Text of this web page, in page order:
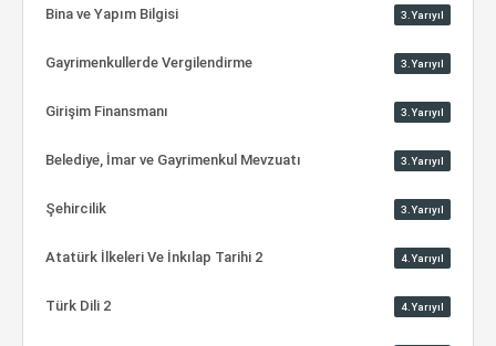
Bina ve Yapım Bilgisi 3.Yarıyıl
Gayrimenkullerde Vergilendirme 3.Yarıyıl
Girişim Finansmanı 3.Yarıyıl
Belediye, İmar ve Gayrimenkul Mevzuatı 3.Yarıyıl
Şehircilik 3.Yarıyıl
Atatürk İlkeleri Ve İnkılap Tarihi 2 4.Yarıyıl
Türk Dili 2 4.Yarıyıl